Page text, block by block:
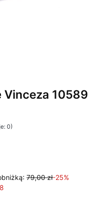
Vinceza 10589
0)
79,00 zł-25%